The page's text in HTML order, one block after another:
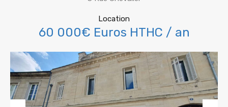
Location
60 000€ Euros HTHC / an